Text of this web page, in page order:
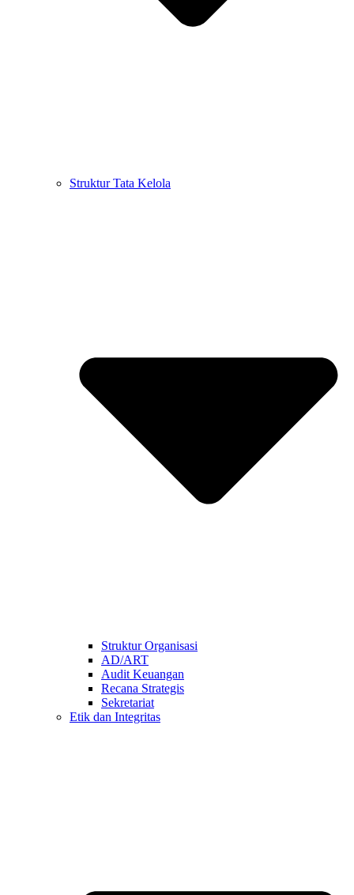
Struktur Tata Kelola
Struktur Organisasi
AD/ART
Audit Keuangan
Recana Strategis
Sekretariat
Etik dan Integritas